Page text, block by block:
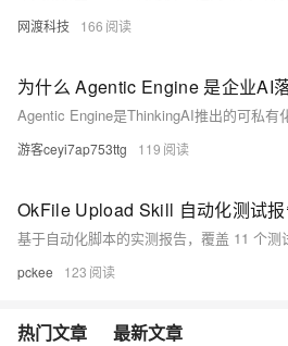
网渡科技 166
为什么 Agentic Engine 是企业AI
游客ceyi7ap753ttg 119
pckee 123
热门文章 最新文章